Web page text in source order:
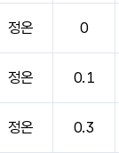
정온 0
정온 0.1
정온 0.3